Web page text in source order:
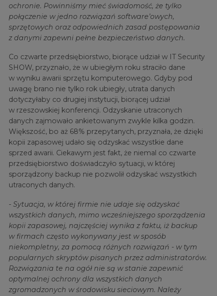
ochronie. Powinniśmy mieć świadomość, że tylko
połączenie w jedno rozwiązań software’owych,
sprzętowych oraz odpowiednich zasad postępowania
z danymi zapewni pełne bezpieczeństwo danych.
Co czwarte przedsiębiorstwo, biorące udział w IT Security
SHOW, przyznało, że w ubiegłym roku straciło dane
w wyniku awarii sprzętu komputerowego. Gdyby pod
uwagę brano nie tylko rok ubiegły, utrata danych
dotyczyłaby co drugiej instytucji, biorącej udział
w rzeszowskiej konferencji. Odzyskanie utraconych
danych zajmowało ankietowanym zwykle kilka godzin.
Większość, bo aż 68% przepytanych, przyznała, że dzięki
kopii zapasowej udało się odzyskać wszystkie dane
sprzed awarii. Ciekawym jest fakt, że niemal co czwarte
przedsiębiorstwo doświadczyło sytuacji, w której
sporządzony backup nie pozwolił odzyskać wszystkich
utraconych danych.
- Sytuacja, w której firmie nie udaje się odzyskać
wszystkich danych, mimo wcześniejszego sporządzenia
kopii zapasowej, najczęściej wynika z faktu, iż backup
w firmach często wykonywany jest w sposób
niekompletny, za pomocą różnych rozwiązań - w tym
popularnych skryptów pisanych przez administratorów.
Rozwiązania te na ogół nie są w stanie zapewnić
optymalnej ochrony dla wszystkich danych
zgromadzonych w środowisku sieciowym. Należy